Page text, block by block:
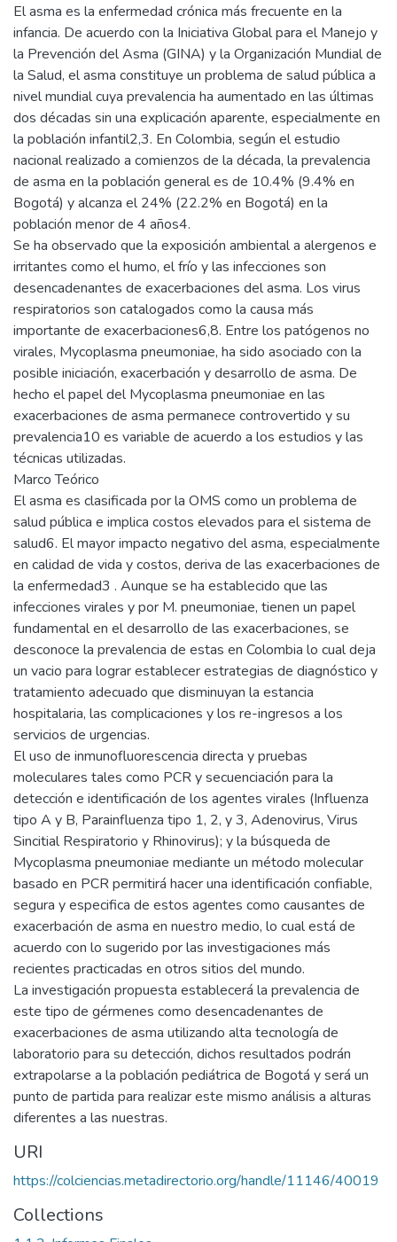
El asma es la enfermedad crónica más frecuente en la
infancia. De acuerdo con la Iniciativa Global para el Manejo y
la Prevención del Asma (GINA) y la Organización Mundial de
la Salud, el asma constituye un problema de salud pública a
nivel mundial cuya prevalencia ha aumentado en las últimas
dos décadas sin una explicación aparente, especialmente en
la población infantil2,3. En Colombia, según el estudio
nacional realizado a comienzos de la década, la prevalencia
de asma en la población general es de 10.4% (9.4% en
Bogotá) y alcanza el 24% (22.2% en Bogotá) en la
población menor de 4 años4.
Se ha observado que la exposición ambiental a alergenos e
irritantes como el humo, el frío y las infecciones son
desencadenantes de exacerbaciones del asma. Los virus
respiratorios son catalogados como la causa más
importante de exacerbaciones6,8. Entre los patógenos no
virales, Mycoplasma pneumoniae, ha sido asociado con la
posible iniciación, exacerbación y desarrollo de asma. De
hecho el papel del Mycoplasma pneumoniae en las
exacerbaciones de asma permanece controvertido y su
prevalencia10 es variable de acuerdo a los estudios y las
técnicas utilizadas.
Marco Teórico
El asma es clasificada por la OMS como un problema de
salud pública e implica costos elevados para el sistema de
salud6. El mayor impacto negativo del asma, especialmente
en calidad de vida y costos, deriva de las exacerbaciones de
la enfermedad3 . Aunque se ha establecido que las
infecciones virales y por M. pneumoniae, tienen un papel
fundamental en el desarrollo de las exacerbaciones, se
desconoce la prevalencia de estas en Colombia lo cual deja
un vacio para lograr establecer estrategias de diagnóstico y
tratamiento adecuado que disminuyan la estancia
hospitalaria, las complicaciones y los re-ingresos a los
servicios de urgencias.
El uso de inmunofluorescencia directa y pruebas
moleculares tales como PCR y secuenciación para la
detección e identificación de los agentes virales (Influenza
tipo A y B, Parainfluenza tipo 1, 2, y 3, Adenovirus, Virus
Sincitial Respiratorio y Rhinovirus); y la búsqueda de
Mycoplasma pneumoniae mediante un método molecular
basado en PCR permitirá hacer una identificación confiable,
segura y especifica de estos agentes como causantes de
exacerbación de asma en nuestro medio, lo cual está de
acuerdo con lo sugerido por las investigaciones más
recientes practicadas en otros sitios del mundo.
La investigación propuesta establecerá la prevalencia de
este tipo de gérmenes como desencadenantes de
exacerbaciones de asma utilizando alta tecnología de
laboratorio para su detección, dichos resultados podrán
extrapolarse a la población pediátrica de Bogotá y será un
punto de partida para realizar este mismo análisis a alturas
diferentes a las nuestras.
URI
https://colciencias.metadirectorio.org/handle/11146/40019
Collections